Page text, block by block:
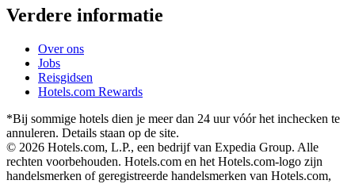
Verdere informatie
Over ons
Jobs
Reisgidsen
Hotels.com Rewards
*Bij sommige hotels dien je meer dan 24 uur vóór het inchecken te
annuleren. Details staan op de site.
© 2026 Hotels.com, L.P., een bedrijf van Expedia Group. Alle
rechten voorbehouden. Hotels.com en het Hotels.com-logo zijn
handelsmerken of geregistreerde handelsmerken van Hotels.com,